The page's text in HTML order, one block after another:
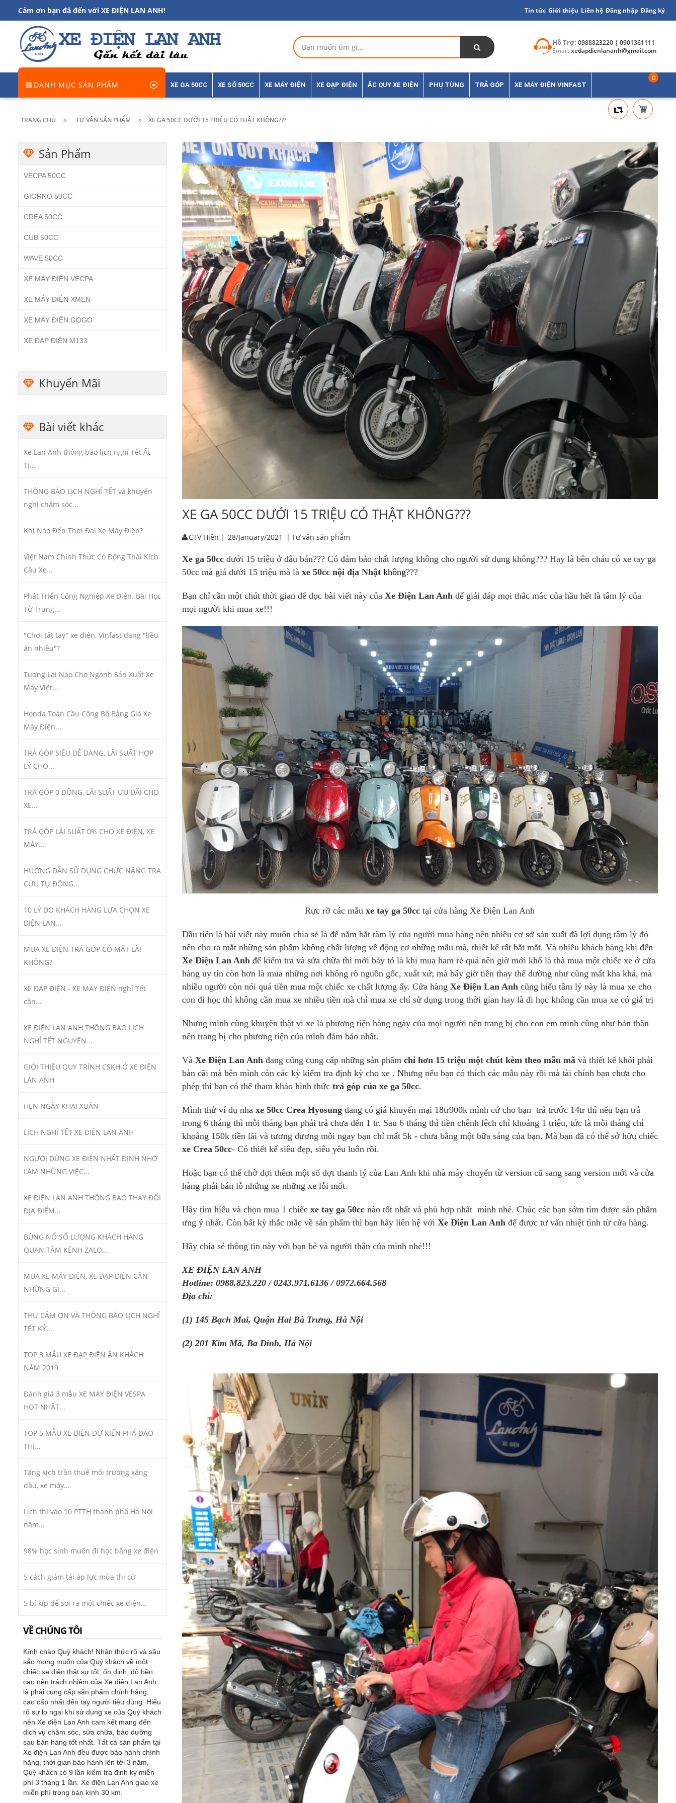
Cảm ơn bạn đã đến với XE ĐIỆN LAN ANH! Tin tức Giới thiệu Liên hệ Đăng nhập Đăng ký
Hỗ Trợ:0988823220 | 0901361111
Email: xedapdienlananh@gmail.com
DANH MỤC SẢN PHẨM XE GA 50CC XE SỐ 50CC XE MÁY ĐIỆN XE ĐẠP ĐIỆN ẮC QUY XE ĐIỆN PHỤ TÙNG TRẢ GÓP XE MÁY ĐIỆN VINFAST
0
TRANG CHỦ TƯ VẤN SẢN PHẨM XE GA 50CC DƯỚI 15 TRIỆU CÓ THẬT KHÔNG???
Sản Phẩm
VECPA 50CC
GIORNO 50CC
CREA 50CC
CUB 50CC
WAVE 50CC
XE MÁY ĐIỆN VECPA
XE MÁY ĐIỆN XMEN
XE MÁY ĐIỆN GOGO
XE ĐẠP ĐIỆN M133
Khuyến Mãi
Bài viết khác
Xe Lan Anh thông báo lịch nghỉ Tết Ất
Tị...
THÔNG BÁO LỊCH NGHỈ TẾT và khuyến
nghị chăm sóc...
Khi Nào Đến Thời Đại Xe Máy Điện?
Việt Nam Chính Thức Có Động Thái Kích
Cầu Xe...
Phát Triển Công Nghiệp Xe Điện. Bài Học
Từ Trung...
"Chơi tất tay" xe điện, Vinfast đang "liều
ăn nhiều"?
Tương Lai Nào Cho Ngành Sản Xuất Xe
Máy Việt...
Honda Toàn Cầu Công Bố Bảng Giá Xe
Máy Điện...
TRẢ GÓP SIÊU DỄ DÀNG, LÃI SUẤT HỢP
LÝ CHO...
TRẢ GÓP 0 ĐỒNG, LÃI SUẤT ƯU ĐÃI CHO
XE...
TRẢ GÓP LÃI SUẤT 0% CHO XE ĐIỆN, XE
MÁY...
HƯỚNG DẪN SỬ DỤNG CHỨC NĂNG TRA
CỨU TỰ ĐỘNG...
10 LÝ DO KHÁCH HÀNG LỰA CHỌN XE
ĐIỆN LAN...
MUA XE ĐIỆN TRẢ GÓP CÓ MẤT LÃI
KHÔNG?
XE ĐẠP ĐIỆN - XE MÁY ĐIỆN nghỉ Tết
cần...
XE ĐIỆN LAN ANH THÔNG BÁO LỊCH
NGHỈ TẾT NGUYÊN...
GIỚI THIỆU QUY TRÌNH CSKH Ở XE ĐIỆN
LAN ANH
HẸN NGÀY KHAI XUÂN
LỊCH NGHỈ TẾT XE ĐIỆN LAN ANH
NGƯỜI DÙNG XE ĐIỆN NHẤT ĐỊNH NHỚ
LÀM NHỮNG VIỆC...
XE ĐIỆN LAN ANH THÔNG BÁO THAY ĐỔI
ĐỊA ĐIỂM...
BÙNG NỔ SỐ LƯỢNG KHÁCH HÀNG
QUAN TÂM KÊNH ZALO...
MUA XE MÁY ĐIỆN, XE ĐẠP ĐIỆN CẦN
NHỮNG GÌ...
THƯ CẢM ƠN VÀ THÔNG BÁO LỊCH NGHỈ
TẾT KỶ...
TOP 3 MẪU XE ĐẠP ĐIỆN ĂN KHÁCH
NĂM 2019
Đánh giá 3 mẫu XE MÁY ĐIỆN VESPA
HOT NHẤT...
TOP 5 MẪU XE ĐIỆN DỰ KIẾN PHÁ ĐẢO
THỊ...
Tăng kịch trần thuế môi trường xăng
dầu, xe máy...
Lịch thi vào 10 PTTH thành phố Hà Nội
năm...
98% học sinh muốn đi học bằng xe điện
5 cách giảm tải áp lực mùa thi cử
5 bí kíp để soi ra một chiếc xe điện...
VỀ CHÚNG TÔI
Kính chào Quý khách! Nhận thức rõ và sâu
sắc mong muốn của Quý khách về một
chiếc xe điện thật sự tốt, ổn định, độ bền
cao nên trách nhiệm của Xe điện Lan Anh
là phải cung cấp sản phẩm chính hãng,
cao cấp nhất đến tay người tiêu dùng. Hiểu
rõ sự lo ngại khi sử dụng xe của Quý khách
nên Xe điện Lan Anh cam kết mang đến
dịch vụ chăm sóc, sửa chữa, bảo dưỡng
sau bán hàng tốt nhất. Tất cả sản phẩm tại
Xe điện Lan Anh đều được bảo hành chính
hãng, thời gian bảo hành lên tới 3 năm,
Quý khách có 9 lần kiểm tra định kỳ miễn
phí 3 tháng 1 lần. Xe điện Lan Anh giao xe
miễn phí trong bán kính 30 km.
XE GA 50CC DƯỚI 15 TRIỆU CÓ THẬT KHÔNG???
CTV Hiền | 28/January/2021 | Tư vấn sản phẩm
Xe ga 50ccdưới 15 triệu ở đâu bán??? Có đảm bảo chất lượng không cho người sử dụng không??? Hay là bên cháu có xe tay ga
50cc mà giá dưới 15 triệu mà là xe 50cc nội địa Nhật không???
Bạn chỉ cần một chút thời gian để đọc bài viết này của Xe Điện Lan Anh để giải đáp mọi thắc mắc của hầu hết là tâm lý của
mọi người khi mua xe!!!
Rực rỡ các mẫuxe tay ga 50cc tại cửa hàng Xe Điện Lan Anh
Đầu tiên là bài viết này muốn chia sẻ là để nắm bắt tâm lý của người mua hàng nên nhiều cơ sở sản xuất đã lợi dụng tâm lý đó
nên cho ra mắt những sản phẩm không chất lượng về động cơ những mẫu mã, thiết kế rất bắt mắt. Và nhiều khách hàng khi đến
Xe Điện Lan Anh để kiểm tra và sửa chữa thì mới bày tỏ là khi mua ham rẻ quá nên giờ mới khổ là thà mua một chiếc xe ở cửa
hàng uy tín còn hơn là mua những nơi không rõ nguồn gốc, xuất xứ; mà bây giờ tiền thay thế dường như cũng mất kha khá, mà
nhiều người còn nói quá tiền mua một chiếc xe chất lượng ấy. Cửa hàng Xe Điện Lan Anh cũng hiểu tâm lý này là mua xe cho
con đi học thì không cần mua xe nhiều tiền mà chỉ mua xe chỉ sử dụng trong thời gian hay là đi học không cần mua xe có giá trị
Nhưng mình cũng khuyên thật vì xe là phương tiện hàng ngày của mọi người nên trang bị cho con em mình cũng như bản thân
nên trang bị cho phương tiện của mình đảm bảo nhất.
Và Xe Điện Lan Anh đang cũng cung cấp những sản phẩm chỉ hơn 15 triệu một chút kèm theo mẫu mã và thiết kế khỏi phải
bàn cãi mà bên mình còn các kỳ kiểm tra định kỳ cho xe . Nhưng nếu bạn có thích các mẫu này rồi mà tài chính bạn chưa cho
phép thì bạn có thể tham khảo hình thức trả góp của xe ga 50cc.
Mình thử ví dụ nha xe 50cc Crea Hyosungđang có giá khuyến mại 18tr900k mình cứ cho bạn trả trước 14tr thì nếu bạn trả
trong 6 tháng thì mỗi tháng bạn phải trả chưa đến 1 tr. Sau 6 tháng thì tiền chênh lệch chỉ khoảng 1 triệu, tức là mỗi tháng chỉ
khoảng 150k tiền lãi và tương đương mỗi ngay bạn chỉ mất 5k - chưa bằng một bữa sáng của bạn. Mà bạn đã có thể sở hữu chiếc
xe Crea 50cc- Có thiết kế siêu đẹp, siêu yêu luôn rồi.
Hoặc bạn có thể chờ đợi thêm một số đợt thanh lý của Lan Anh khi nhà máy chuyển từ version cũ sang sang version mới và cửa
hàng phải bán lỗ những xe những xe lỗi mốt.
Hãy tìm hiểu và chọn mua 1 chiếc xe tay ga 50ccnào tốt nhất và phù hợp nhất mình nhé. Chúc các bạn sớm tìm được sản phẩm
ưng ý nhất. Còn bất kỳ thắc mắc về sản phẩm thì bạn hãy liên hệ với Xe Điện Lan Anh để được tư vấn nhiệt tình từ cửa hàng.
Hãy chia sẻ thông tin này với bạn bè và người thân của mình nhé!!!
XE ĐIỆN LAN ANH
Hotline: 0988.823.220 / 0243.971.6136 / 0972.664.568
Địa chỉ:
(1) 145 Bạch Mai, Quận Hai Bà Trưng, Hà Nội
(2) 201 Kim Mã, Ba Đình, Hà Nội